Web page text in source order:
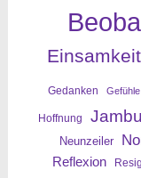
Einsamkeit
Gedanken Gefühle
Hoffnung
Neunzeiler
Reflexion